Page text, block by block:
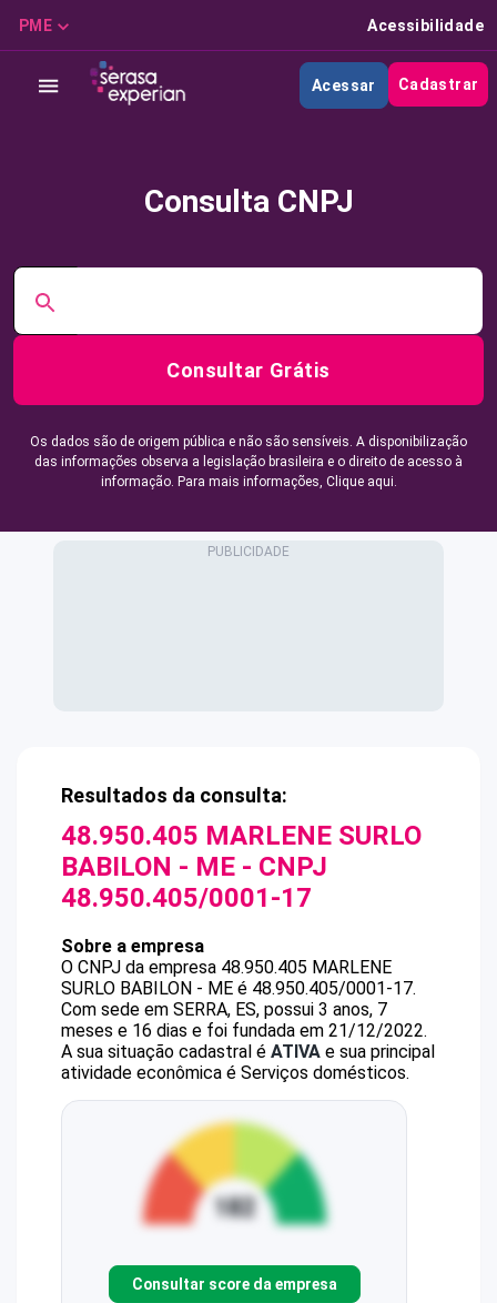
PME Acessibilidade
Acessar Cadastrar
Consulta CNPJ
Consultar Grátis
Os dados são de origem pública e não são sensíveis. A disponibilização
das informações observa a legislação brasileira e o direito de acesso à
informação. Para mais informações, Clique aqui.
Resultados da consulta:
48.950.405 MARLENE SURLO
BABILON - ME - CNPJ
48.950.405/0001-17
Sobre a empresa
O CNPJ da empresa 48.950.405 MARLENE
SURLO BABILON - ME é 48.950.405/0001-17.
Com sede em SERRA, ES, possui 3 anos, 7
meses e 16 dias e foi fundada em 21/12/2022.
A sua situação cadastral é ATIVA e sua principal
atividade econômica é Serviços domésticos.
Consultar score da empresa